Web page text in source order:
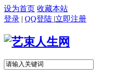
设为首页 收藏本站
登录 | QQ登陆 |立即注册